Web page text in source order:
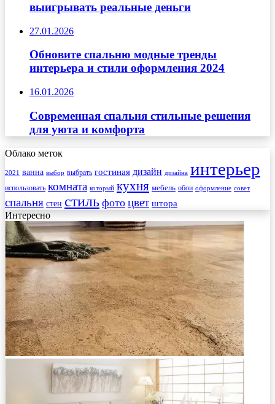
выигрывать реальные деньги
27.01.2026
Обновите спальню модные тренды
интерьера и стили оформления 2024
16.01.2026
Современная спальня стильные решения
для уюта и комфорта
Облако меток
2021 ванна выбор выбрать гостиная дизайн дизайна интерьер
использовать комната который кухня мебель обои оформление совет
спальня стен стиль фото цвет штора
Интересно